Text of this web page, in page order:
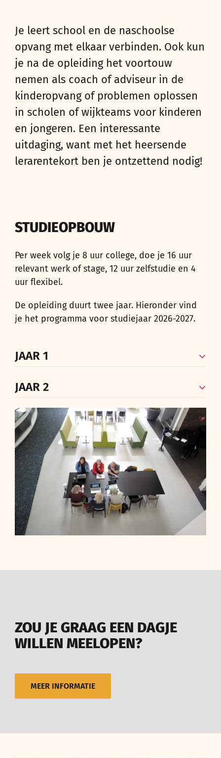
Je leert school en de naschoolse
opvang met elkaar verbinden. Ook kun
je na de opleiding het voortouw
nemen als coach of adviseur in de
kinderopvang of problemen oplossen
in scholen of wijkteams voor kinderen
en jongeren. Een interessante
uitdaging, want met het heersende
lerarentekort ben je ontzettend nodig!
STUDIEOPBOUW
Per week volg je 8 uur college, doe je 16 uur
relevant werk of stage, 12 uur zelfstudie en 4
uur flexibel.
De opleiding duurt twee jaar. Hieronder vind
je het programma voor studiejaar 2026-2027.
JAAR 1
JAAR 2
ZOU JE GRAAG EEN DAGJE
WILLEN MEELOPEN?
MEER INFORMATIE